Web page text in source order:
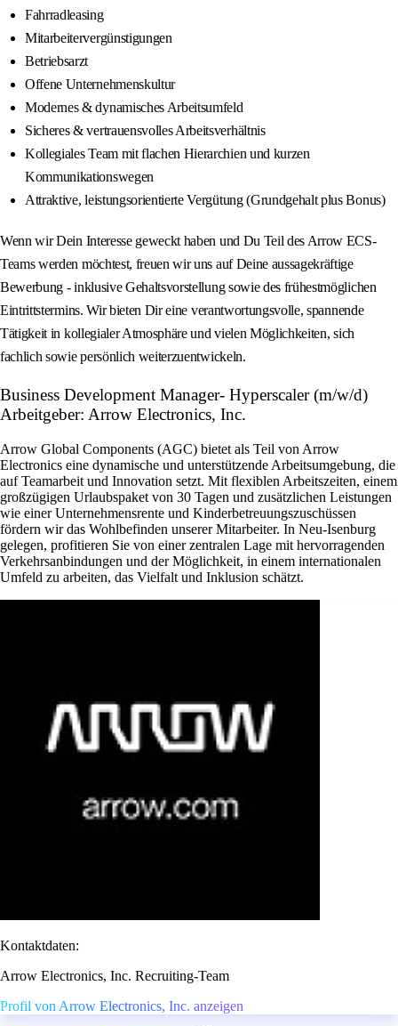
Fahrradleasing
Mitarbeitervergünstigungen
Betriebsarzt
Offene Unternehmenskultur
Modernes & dynamisches Arbeitsumfeld
Sicheres & vertrauensvolles Arbeitsverhältnis
Kollegiales Team mit flachen Hierarchien und kurzen
Kommunikationswegen
Attraktive, leistungsorientierte Vergütung (Grundgehalt plus Bonus)
Wenn wir Dein Interesse geweckt haben und Du Teil des Arrow ECS-
Teams werden möchtest, freuen wir uns auf Deine aussagekräftige
Bewerbung - inklusive Gehaltsvorstellung sowie des frühestmöglichen
Eintrittstermins. Wir bieten Dir eine verantwortungsvolle, spannende
Tätigkeit in kollegialer Atmosphäre und vielen Möglichkeiten, sich
fachlich sowie persönlich weiterzuentwickeln.
Business Development Manager- Hyperscaler (m/w/d)
Arbeitgeber: Arrow Electronics, Inc.
Arrow Global Components (AGC) bietet als Teil von Arrow
Electronics eine dynamische und unterstützende Arbeitsumgebung, die
auf Teamarbeit und Innovation setzt. Mit flexiblen Arbeitszeiten, einem
großzügigen Urlaubspaket von 30 Tagen und zusätzlichen Leistungen
wie einer Unternehmensrente und Kinderbetreuungszuschüssen
fördern wir das Wohlbefinden unserer Mitarbeiter. In Neu-Isenburg
gelegen, profitieren Sie von einer zentralen Lage mit hervorragenden
Verkehrsanbindungen und der Möglichkeit, in einem internationalen
Umfeld zu arbeiten, das Vielfalt und Inklusion schätzt.
Kontaktdaten:
Arrow Electronics, Inc. Recruiting-Team
Profil von Arrow Electronics, Inc. anzeigen